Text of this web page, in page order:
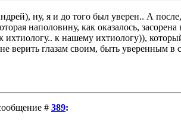
ну, я и до того был уверен.. А
наполовину, как оказалось,
ихтиологу.. к нашему ихтиологу)),
верить глазам своим, быть уверенным
# 389: